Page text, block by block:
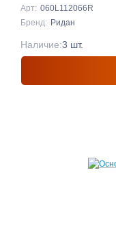
Арт: 060L112066R
Бренд: Ридан
Наличие:3 шт.